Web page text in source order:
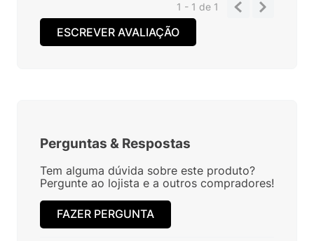
1 - 1de 1
ESCREVER AVALIAÇÃO
Perguntas & Respostas
Tem alguma dúvida sobre este produto?
Pergunte ao lojista e a outros compradores!
FAZER PERGUNTA